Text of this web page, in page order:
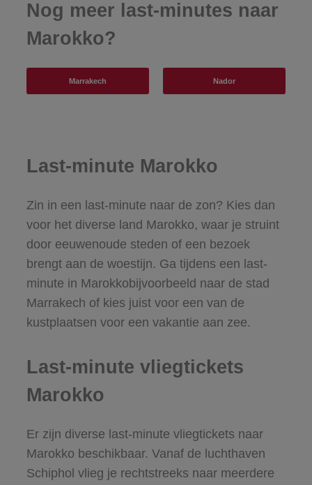
Nog meer last-minutes naar
Marokko?
Marrakech Nador
Last-minute Marokko
Zin in een last-minute naar de zon? Kies dan
voor het diverse land Marokko, waar je struint
door eeuwenoude steden of een bezoek
brengt aan de woestijn. Ga tijdens een last-
minute in Marokkobijvoorbeeld naar de stad
Marrakech of kies juist voor een van de
kustplaatsen voor een vakantie aan zee.
Last-minute vliegtickets
Marokko
Er zijn diverse last-minute vliegtickets naar
Marokko beschikbaar. Vanaf de luchthaven
Schiphol vlieg je rechtstreeks naar meerdere